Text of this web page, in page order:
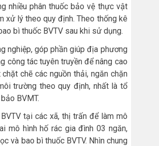
nhiều phân thuốc bảo vệ thực vật
xử lý theo quy định. Theo thống kê
bì thuốc BVTV sau khi sử dụng.
nghiệp, góp phần giúp địa phương
công tác tuyên truyền để nâng cao
chẽ các nguồn thải, ngăn chặn
trường theo quy định, nhất là tổ
BVMT.
tại các xã, thị trấn để làm mô
mô hình hố rác gia đình 03 ngăn,
và bao bì thuốc BVTV. Nhìn chung